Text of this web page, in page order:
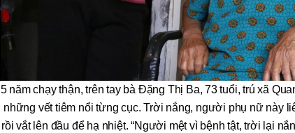
5 năm chạy thận, trên tay bà Đặng Thị Ba, 73 tuổi, trú xã
những vết tiêm nổi từng cục. Trời nắng, người phụ nữ này
rồi vắt lên đầu để hạ nhiệt. “Người mệt vì bệnh tật, trời lại